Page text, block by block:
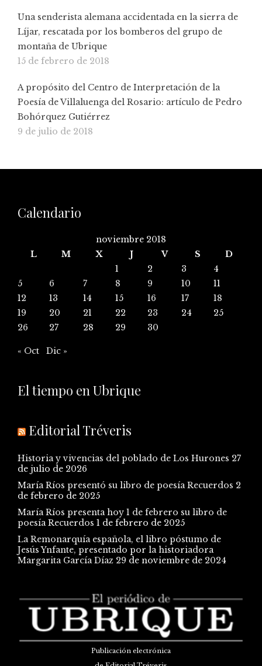
Una senderista alemana accidentada en la sierra de
Líjar, rescatada por los bomberos del grupo de
montaña de Ubrique
15 de febrero de 2018
A propósito del Centro de Interpretación de la
Poesía de Villaluenga del Rosario: artículo de Pedro
Bohórquez Gutiérrez
9 de julio de 2018
Calendario
noviembre 2018
L
M X J V S
D
1
2 3
4
5
6 7 8 9 10
11
12
13 14 15 16 17
18
19
20 21 22 23 24
25
26
27 28 29 30
« Oct Dic »
El tiempo en Ubrique
Editorial Tréveris
Historia y vivencias del poblado de Los Hurones 27
de julio de 2026
María Ríos presentó su libro de poesía Recuerdos 2
de febrero de 2025
María Ríos presenta hoy 1 de febrero su libro de
poesía Recuerdos 1 de febrero de 2025
La Remonarquía española, el libro póstumo de
Jesús Ynfante, presentado por la historiadora
Margarita García Díaz 29 de noviembre de 2024
Publicación electrónica